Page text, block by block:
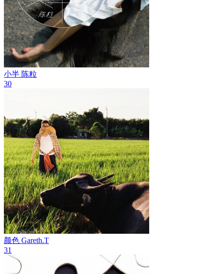
小半 陈粒
30
颜色 Gareth.T
31